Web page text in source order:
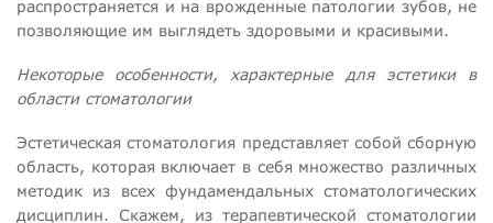
распространяется и на врожденные патологии зубов, не
позволяющие им выглядеть здоровыми и красивыми.
Некоторые особенности, характерные для эстетики в
области стоматологии
Эстетическая стоматология представляет собой сборную
область, которая включает в себя множество различных
методик из всех фундамендальных стоматологических
дисциплин. Скажем, из терапевтической стоматологии